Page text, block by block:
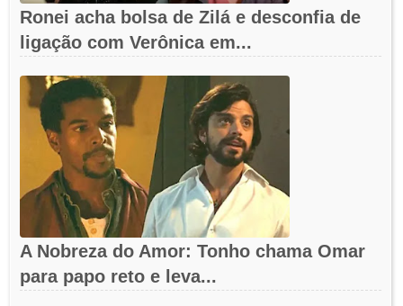
Ronei acha bolsa de Zilá e desconfia de
ligação com Verônica em...
A Nobreza do Amor: Tonho chama Omar
para papo reto e leva...